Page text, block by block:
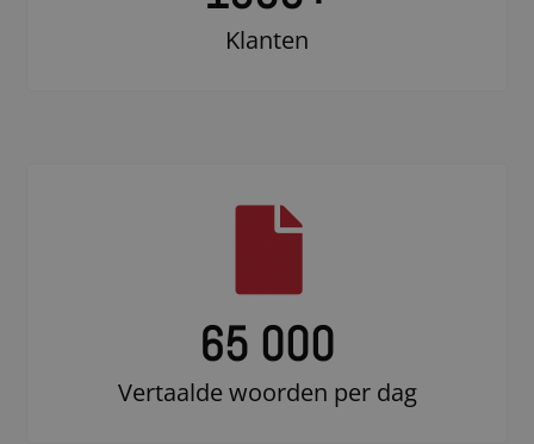
Klanten
65 000
Vertaalde woorden per dag